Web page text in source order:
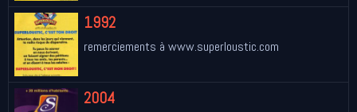
1992
remerciements à www.superloustic.com
2004